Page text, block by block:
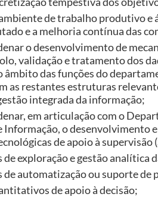
de trabalho produtivo e
e a melhoria contínua das
o desenvolvimento de
validação e tratamento dos
das funções do
as restantes estruturas
integrada da informação;
em articulação com o
Informação, o desenvolvimento
de apoio à supervisão
de exploração e gestão analítica
de automatização ou suporte de
de apoio à decisão;